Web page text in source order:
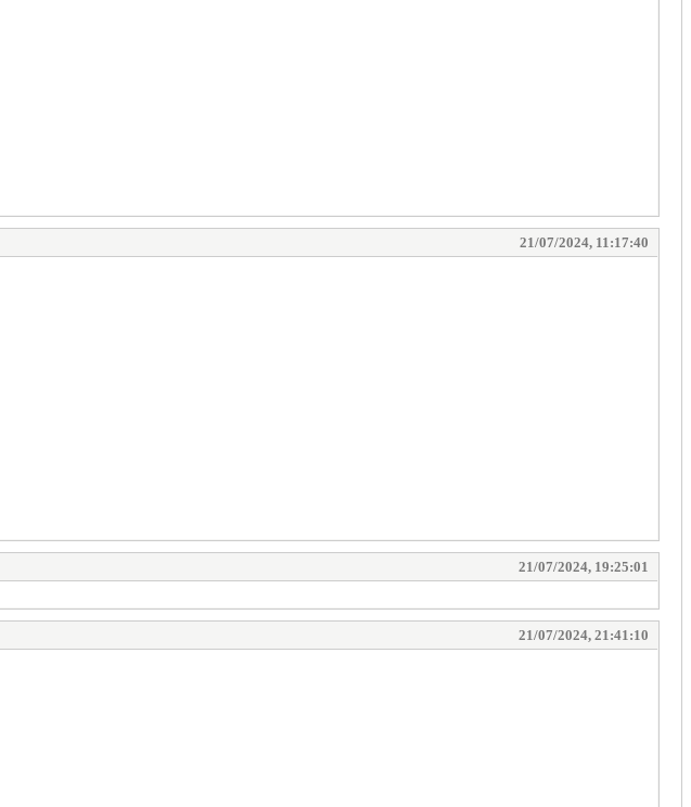
21/07/2024, 11:17:40
21/07/2024, 19:25:01
21/07/2024, 21:41:10